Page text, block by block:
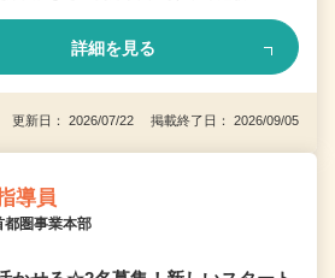
詳細を見る
更新日： 2026/07/22 掲載終了日： 2026/09/05
導員
圏事業本部